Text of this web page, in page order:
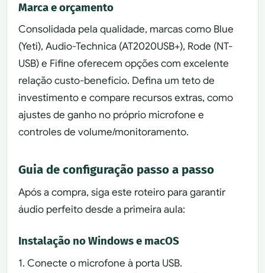
Marca e orçamento
Consolidada pela qualidade, marcas como Blue
(Yeti), Audio-Technica (AT2020USB+), Rode (NT-
USB) e Fifine oferecem opções com excelente
relação custo-benefício. Defina um teto de
investimento e compare recursos extras, como
ajustes de ganho no próprio microfone e
controles de volume/monitoramento.
Guia de configuração passo a passo
Após a compra, siga este roteiro para garantir
áudio perfeito desde a primeira aula:
Instalação no Windows e macOS
1. Conecte o microfone à porta USB.